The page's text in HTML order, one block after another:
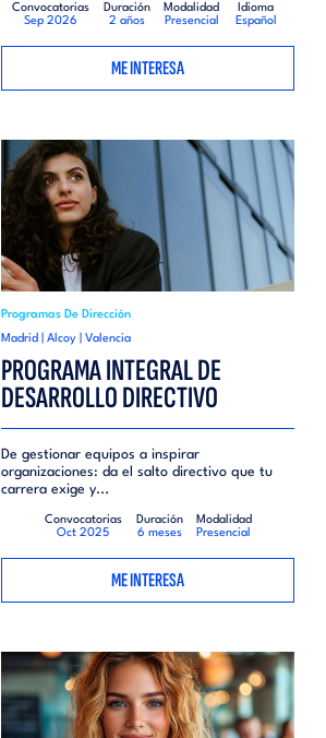
Convocatorias
Sep 2026
Duración
2 años
Modalidad
Presencial
Idioma
Español
ME INTERESA
Programas De Dirección
Madrid | Alcoy | Valencia
PROGRAMA INTEGRAL DE
DESARROLLO DIRECTIVO
De gestionar equipos a inspirar
organizaciones: da el salto directivo que tu
carrera exige y...
Convocatorias
Oct 2025
Duración
6 meses
Modalidad
Presencial
ME INTERESA